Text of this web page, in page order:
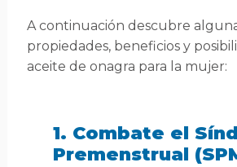
A continuación descubre
propiedades, beneficios y
aceite de onagra para la mujer:
1. Combate el
Premenstrual